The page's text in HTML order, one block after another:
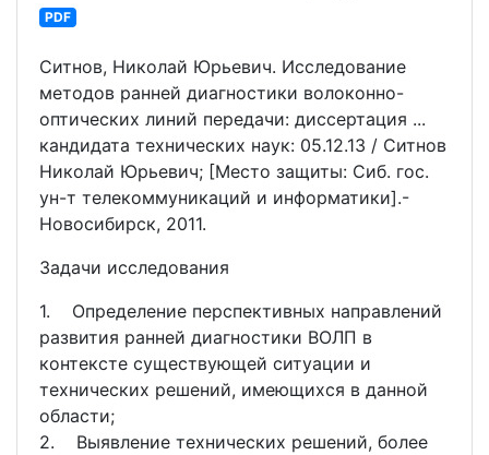
PDF
Ситнов, Николай Юрьевич. Исследование
методов ранней диагностики волоконно-
оптических линий передачи: диссертация ...
кандидата технических наук: 05.12.13 / Ситнов
Николай Юрьевич; [Место защиты: Сиб. гос.
ун-т телекоммуникаций и информатики].-
Новосибирск, 2011.
Задачи исследования
1. Определение перспективных направлений
развития ранней диагностики ВОЛП в
контексте существующей ситуации и
технических решений, имеющихся в данной
области;
2. Выявление технических решений, более